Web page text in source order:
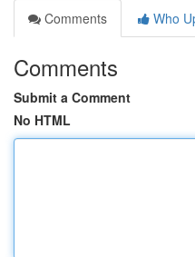
Comments
Who
Comments
Submit a Comment
No HTML